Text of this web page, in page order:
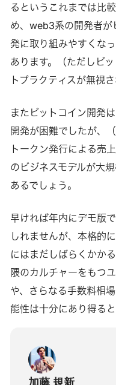
るというこれまでは比
め、web3系の開発者が
発に取り組みやすくな
あります。（ただしビ
トプラクティスが無視
またビットコイン開発
開発が困難でしたが、
トークン発行による売
のビジネスモデルが大
あるでしょう。
早ければ年内にデモ版
しれませんが、本格的
にはまだしばらくかか
隈のカルチャーをもつ
や、さらなる手数料相
能性は十分にあり得ると
加藤 規新